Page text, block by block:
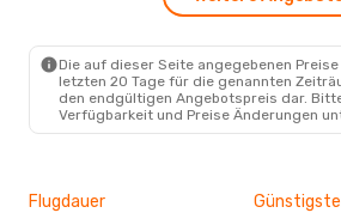
Klm Royal Dutch Airlines
1 Zwischenstopp
1 Zwischenstopp
BER- RAK
Die auf dieser Seite angegebenen
letzten 20 Tage für die genannten
den endgültigen Angebotspreis dar.
Verfügbarkeit und Preise Änderungen
Flugdauer